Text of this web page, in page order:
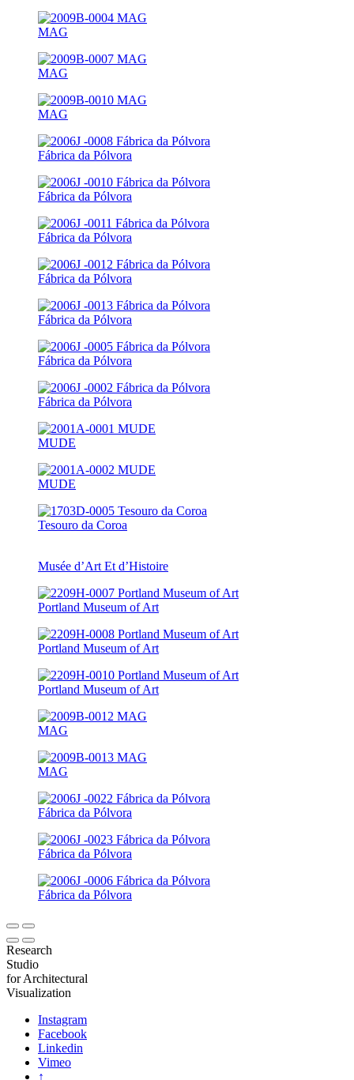
MAG
MAG
MAG
Fábrica da Pólvora
Fábrica da Pólvora
Fábrica da Pólvora
Fábrica da Pólvora
Fábrica da Pólvora
Fábrica da Pólvora
Fábrica da Pólvora
MUDE
MUDE
Tesouro da Coroa
Musée d’Art Et d’Histoire
Portland Museum of Art
Portland Museum of Art
Portland Museum of Art
MAG
MAG
Fábrica da Pólvora
Fábrica da Pólvora
Fábrica da Pólvora
Research
Studio
for Architectural
Visualization
Instagram
Facebook
Linkedin
Vimeo
↑